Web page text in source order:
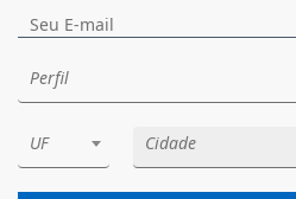
Perfil
UF Cidade